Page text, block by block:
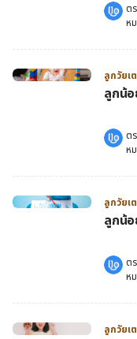
ต
ห
ลูกวัยเ
ลูกน้อ
ต
ห
ลูกวัยเ
ลูกน้
ต
ห
ลูกวัยเ